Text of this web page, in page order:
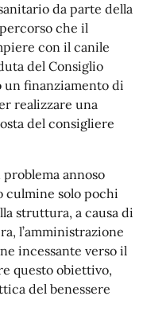
da parte della
percorso che il
con il canile
del Consiglio
un finanziamento di
realizzare una
del consigliere
annoso
culmine solo pochi
struttura, a causa di
l’amministrazione
incessante verso il
questo obiettivo,
del benessere